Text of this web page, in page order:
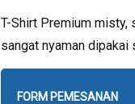
T-Shirt Premium misty,
sangat nyaman dipakai
FORM PEMESANAN